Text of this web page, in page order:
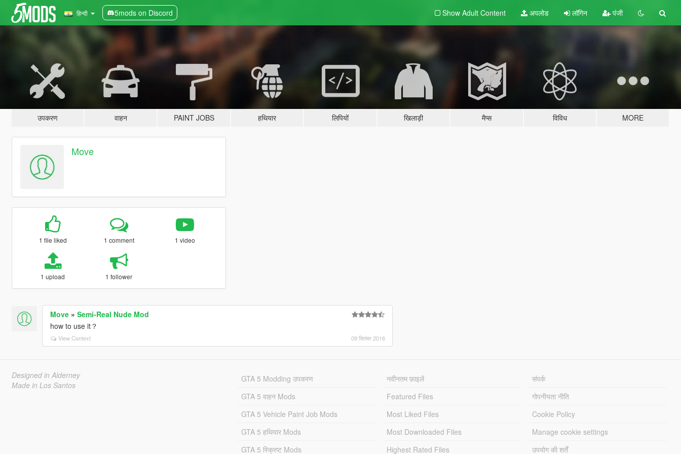
हिन्दी 5mods on Discord Show Adult Content अपलोड लॉगिन पंजी
उपकरण वाहन PAINT JOBS हथियार लिपियों खिलाड़ी मैप्स विविध MORE
Move
1 file liked 1 comment 1 video
1 upload 1 follower
Move» Semi-Real Nude Mod
how to use it？
View Context 09 सितंबर 2016
Designed in Alderney
Made in Los Santos
GTA 5 Modding उपकरण
GTA 5 वाहन Mods
GTA 5 Vehicle Paint Job Mods
GTA 5 हथियार Mods
GTA 5 स्क्रिप्ट Mods
नवीनतम फ़ाइलें
Featured Files
Most Liked Files
Most Downloaded Files
Highest Rated Files
संपर्क
गोपनीयता नीति
Cookie Policy
Manage cookie settings
उपयोग की शर्तें